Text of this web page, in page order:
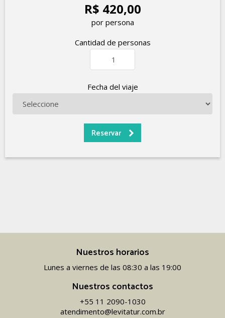
R$ 420,00
por persona
Cantidad de personas
Fecha del viaje
Nuestros horarios
Lunes a viernes de las 08:30 a las 19:00
Nuestros contactos
+55 11 2090-1030
atendimento@levitatur.com.br